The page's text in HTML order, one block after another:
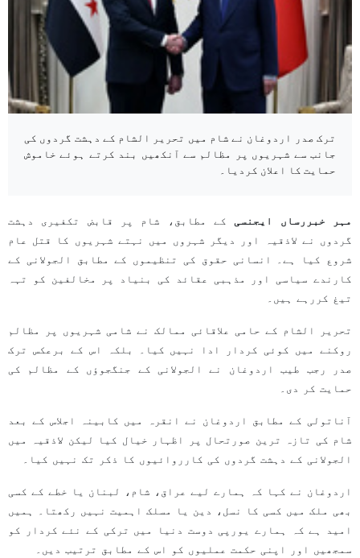
ترک صدر اردوغان نے شام میں تحریر الشام کے دہشت گردوں کی
جانب سے شہریوں پر مظالم سے آنکھیں بند کرتے ہوئے خاموش
حمایت کا اعلان کردیا۔
مہر خبررساں ایجنسی
کے مطابق، شام پر قابض تکفیری دہشت
گردوں نے لاذقیہ اور دیگر شہروں میں نہتے شہریوں کا قتل عام
شروع کیا ہے۔ انسانی حقوق کی تنظیموں کے مطابق الجولانی کے
کارندے سیاسی اور مذہبی عقائد کی بنیاد پر مخالفین کو تہہ
تیغ کررہے ہیں۔
تحریر الشام کے حامی علاقائی ممالک نے شامی شہریوں پر مظالم
روکنے میں کوئی کردار ادا نہیں کیا۔ بلکہ اس کے برعکس ترک
صدر رجب طیب اردوغان نے الجولانی کے جنگجوؤں کے مظالم کی
حمایت کر دی۔
آناتولی کے مطابق اردوغان نے انقرہ میں کابینہ اجلاس کے بعد
شام کی تازہ ترین صورتحال پر اظہار خیال کیا لیکن لاذقیہ میں
الجولانی کے دہشت گردوں کی کارروائیوں کا ذکر تک نہیں کیا۔
اردوغان نے کہا کہ ہمارے لیے عراق، شام، لبنان یا خطے کے کسی
بھی ملک میں کسی کا نسل، دین یا مسلک اہمیت نہیں رکھتا۔ ہمیں
امید ہے کہ ہمارے یورپی دوست دنیا میں ترکی کے نئے کردار کو
سمجھیں اور اپنی حکمت عملیوں کو اس کے مطابق ترتیب دیں۔